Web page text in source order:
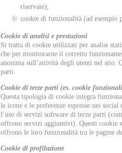
riservate);
cookie di funzionalità (ad esempio
Cookie di analisi e prestazioni
Si tratta di cookie utilizzati per analisi
che per monitorarne il corretto
anonima sull’attività degli utenti nel sito.
parti.
Cookie di terze parti (es. cookie
Questa tipologia di cookie integra
le icone e le preferenze espresse nei
l’uso di servizi software di terze parti
offrono servizi aggiuntivi). Questi cookie
offrono le loro funzionalità tra le pagine
Cookie di profilazione